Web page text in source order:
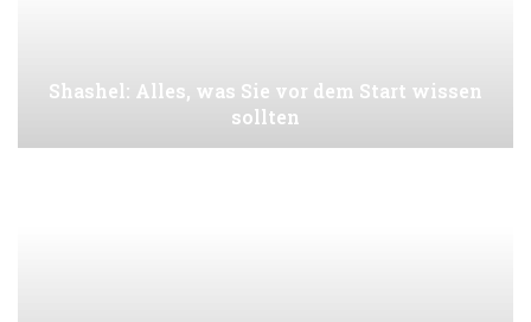
Shashel: Alles, was Sie vor dem Start wissen
sollten